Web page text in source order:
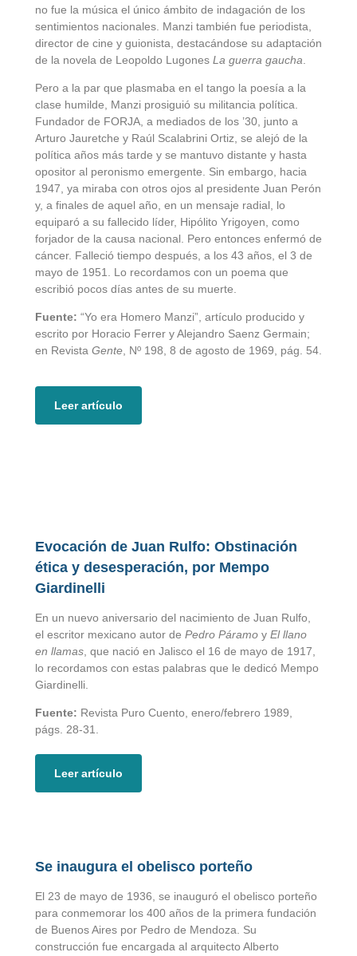
no fue la música el único ámbito de indagación de los
sentimientos nacionales. Manzi también fue periodista,
director de cine y guionista, destacándose su adaptación
de la novela de Leopoldo Lugones La guerra gaucha
Pero a la par que plasmaba en el tango la poesía a la
clase humilde, Manzi prosiguió su militancia política.
Fundador de FORJA, a mediados de los ’30, junto a
Arturo Jauretche y Raúl Scalabrini Ortiz, se alejó de la
política años más tarde y se mantuvo distante y hasta
opositor al peronismo emergente. Sin embargo, hacia
1947, ya miraba con otros ojos al presidente Juan Perón
y, a finales de aquel año, en un mensaje radial, lo
equiparó a su fallecido líder, Hipólito Yrigoyen, como
forjador de la causa nacional. Pero entonces enfermó de
cáncer. Falleció tiempo después, a los 43 años, el 3 de
mayo de 1951. Lo recordamos con un poema que
escribió pocos días antes de su muerte.
Fuente: “Yo era Homero Manzi”, artículo producido y
escrito por Horacio Ferrer y Alejandro Saenz Germain;
en Revista Gente , Nº 198, 8 de agosto de 1969, pág. 54.
Leer artículo
Evocación de Juan Rulfo: Obstinación
ética y desesperación, por Mempo
Giardinelli
En un nuevo aniversario del nacimiento de Juan Rulfo,
el escritor mexicano autor de Pedro Páramo y El llano
en llamas , que nació en Jalisco el 16 de mayo de 1917,
lo recordamos con estas palabras que le dedicó Mempo
Giardinelli.
Fuente: Revista Puro Cuento, enero/febrero 1989,
págs. 28-31.
Leer artículo
Se inaugura el obelisco porteño
El 23 de mayo de 1936, se inauguró el obelisco porteño
para conmemorar los 400 años de la primera fundación
de Buenos Aires por Pedro de Mendoza. Su
construcción fue encargada al arquitecto Alberto